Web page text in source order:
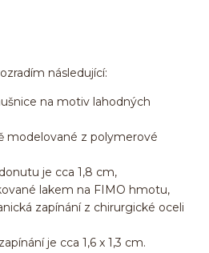
následující:
na motiv lahodných
modelované z polymerové
je cca 1,8 cm,
lakem na FIMO hmotu,
zapínání z chirurgické oceli
je cca 1,6 x 1,3 cm.